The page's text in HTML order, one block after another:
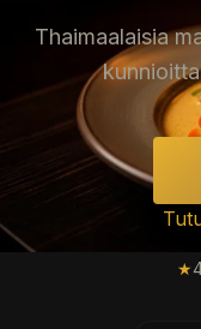
Thaimaalaisia
★